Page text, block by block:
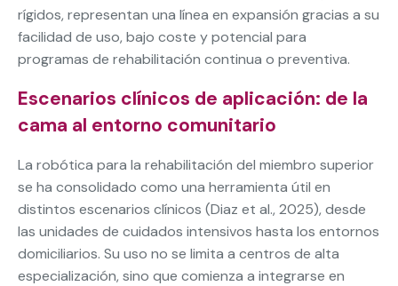
rígidos, representan una línea en expansión gracias a su
facilidad de uso, bajo coste y potencial para
programas de rehabilitación continua o preventiva.
Escenarios clínicos de aplicación: de la
cama al entorno comunitario
La robótica para la rehabilitación del miembro superior
se ha consolidado como una herramienta útil en
distintos escenarios clínicos (Diaz et al., 2025), desde
las unidades de cuidados intensivos hasta los entornos
domiciliarios. Su uso no se limita a centros de alta
especialización, sino que comienza a integrarse en